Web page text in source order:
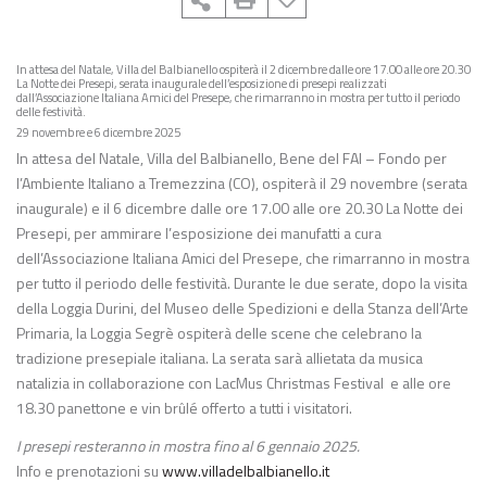
In attesa del Natale, Villa del Balbianello ospiterà il 2 dicembre dalle ore 17.00 alle ore 20.30
La Notte dei Presepi, serata inaugurale dell’esposizione di presepi realizzati
dall’Associazione Italiana Amici del Presepe, che rimarranno in mostra per tutto il periodo
delle festività.
29 novembre e 6 dicembre 2025
In attesa del Natale, Villa del Balbianello, Bene del FAI – Fondo per
l’Ambiente Italiano a Tremezzina (CO), ospiterà il 29 novembre (serata
inaugurale) e il 6 dicembre dalle ore 17.00 alle ore 20.30 La Notte dei
Presepi, per ammirare l’esposizione dei manufatti a cura
dell’Associazione Italiana Amici del Presepe, che rimarranno in mostra
per tutto il periodo delle festività. Durante le due serate, dopo la visita
della Loggia Durini, del Museo delle Spedizioni e della Stanza dell’Arte
Primaria, la Loggia Segrè ospiterà delle scene che celebrano la
tradizione presepiale italiana. La serata sarà allietata da musica
natalizia in collaborazione con LacMus Christmas Festival e alle ore
18.30 panettone e vin brûlé offerto a tutti i visitatori.
I presepi resteranno in mostra fino al 6 gennaio 2025.
Info e prenotazioni suwww.villadelbalbianello.it